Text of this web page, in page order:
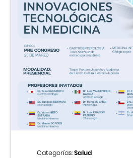
Categorías:Salud